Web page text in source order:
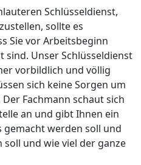
Schlüsseldienst,
sollte es
Sie vor Arbeitsbeginn
Unser Schlüsseldienst
vorbildlich und völlig
sich keine Sorgen um
Fachmann schaut sich
an und gibt Ihnen ein
gemacht werden soll und
und wie viel der ganze